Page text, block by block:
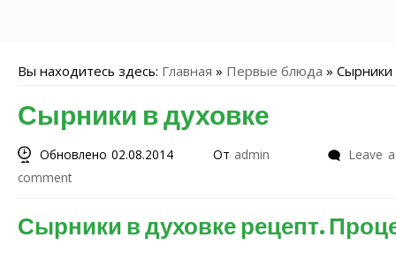
Вы находитесь здесь: Главная » Первые блюда » Сырники
Сырники в духовке
Обновлено 02.08.2014 От admin
Leave a
comment
Сырники в духовке рецепт.